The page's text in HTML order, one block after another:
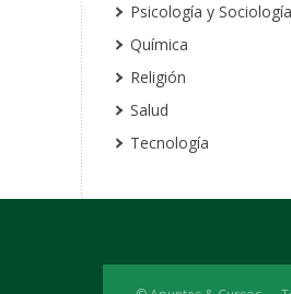
Psicología y Sociología
Química
Religión
Salud
Tecnología